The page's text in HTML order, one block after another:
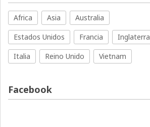
Africa Asia
Australia
Estados Unidos
Francia
Inglaterra
Italia
Reino Unido Vietnam
Facebook